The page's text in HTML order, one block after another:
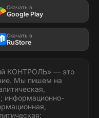
Скачать в
Google Play
Скачать в
RuStore
КОНТРОЛЬ» — это
Мы пишем на
информационно-